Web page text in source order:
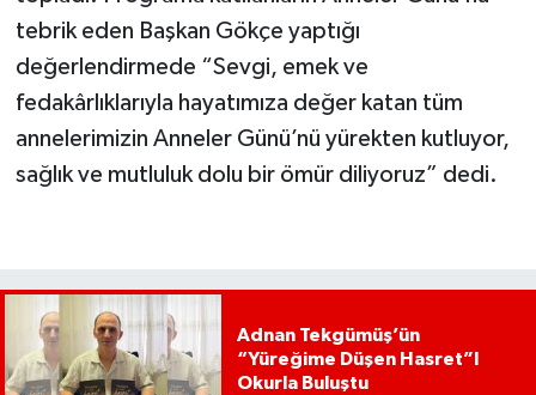
tebrik eden Başkan Gökçe yaptığı
değerlendirmede “Sevgi, emek ve
fedakârlıklarıyla hayatımıza değer katan tüm
annelerimizin Anneler Günü’nü yürekten kutluyor,
sağlık ve mutluluk dolu bir ömür diliyoruz” dedi.
Adnan Tekgümüş’ün
“Yüreğime Düşen Hasret”I
Okurla Buluştu